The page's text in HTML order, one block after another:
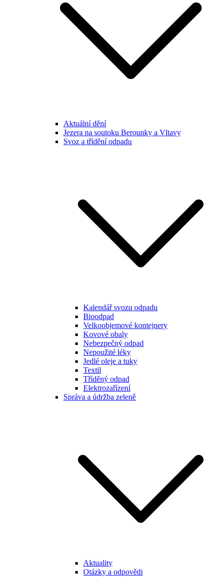
Aktuální dění
Jezera na soutoku Berounky a Vltavy
Svoz a třídění odpadu
Kalendář svozu odpadu
Bioodpad
Velkoobjemové kontejnery
Kovové obaly
Nebezpečný odpad
Nepoužité léky
Jedlé oleje a tuky
Textil
Tříděný odpad
Elektrozařízení
Správa a údržba zeleně
Aktuality
Otázky a odpovědi